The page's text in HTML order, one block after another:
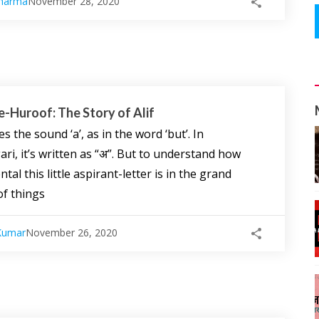
Huroof: The Story of Alif
the sound ‘a’, as in the word ‘but’. In
it’s written as “अ”. But to understand how
this little aspirant-letter is in the grand
things
November 26, 2020